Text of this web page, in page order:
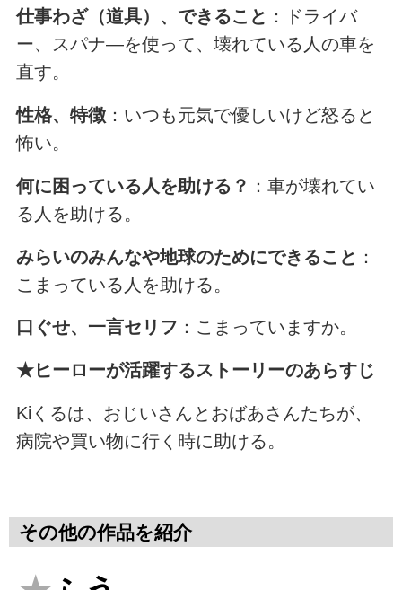
仕事わざ（道具）、できること ：ドライバ
ー、スパナ―を使って、壊れている人の車を
直す。
性格、特徴：いつも元気で優しいけど怒ると
怖い。
何に困っている人を助ける？ ：車が壊れてい
る人を助ける。
みらいのみんなや地球のためにできること ：
こまっている人を助ける。
口ぐせ、一言セリフ ：こまっていますか。
★ヒーローが活躍するストーリーのあらすじ
Kiくるは、おじいさんとおばあさんたちが、
病院や買い物に行く時に助ける。
その他の作品を紹介